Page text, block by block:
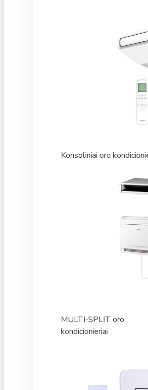
Konsoliniai oro
MULTI-SPLIT oro
kondicionieriai